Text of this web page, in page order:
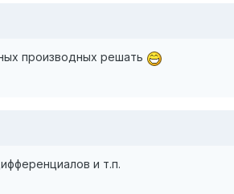
производных решать
и т.п.